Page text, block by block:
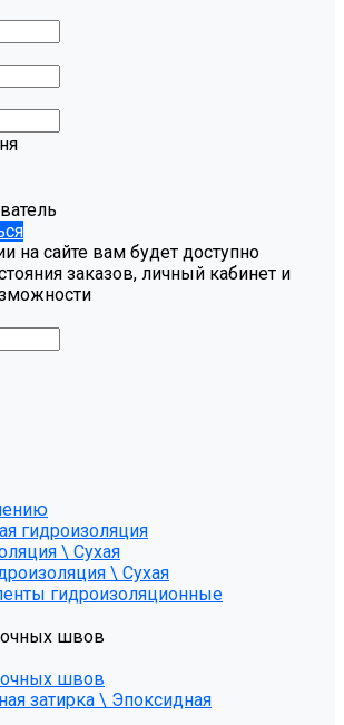
на сайте вам будет доступно
заказов, личный кабинет и
гидроизоляция
\ Сухая
\ Сухая
гидроизоляционные
швов
швов
затирка \ Эпоксидная